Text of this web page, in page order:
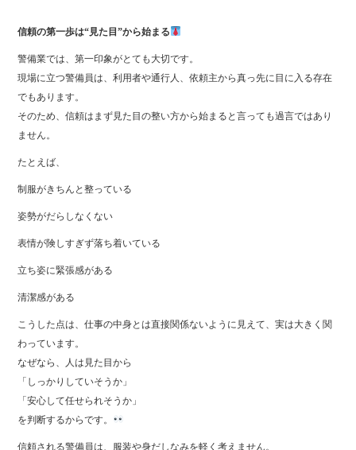
信頼の第一歩は“見た目”から始まる
警備業では、第一印象がとても大切です。
現場に立つ警備員は、利用者や通行人、依頼主から真っ先に目に入る存在
でもあります。
そのため、信頼はまず見た目の整い方から始まると言っても過言ではあり
ません。
たとえば、
制服がきちんと整っている
姿勢がだらしなくない
表情が険しすぎず落ち着いている
立ち姿に緊張感がある
清潔感がある
こうした点は、仕事の中身とは直接関係ないように見えて、実は大きく関
わっています。
なぜなら、人は見た目から
「しっかりしていそうか」
「安心して任せられそうか」
を判断するからです。
信頼される警備員は、服装や身だしなみを軽く考えません。